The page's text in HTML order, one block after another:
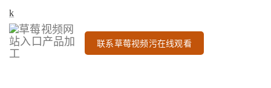
联系草莓视频污在线观看